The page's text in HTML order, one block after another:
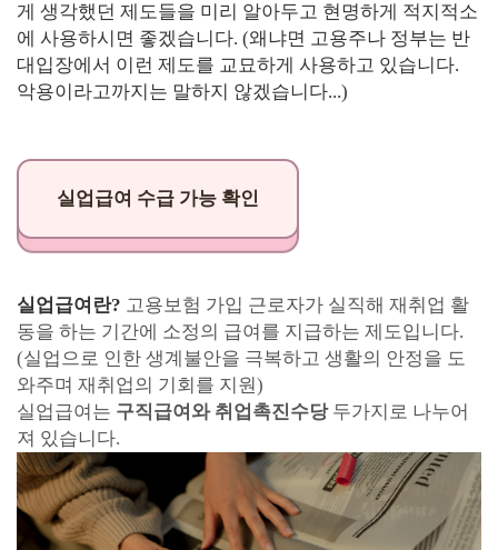
게 생각했던 제도들을 미리 알아두고 현명하게 적지적소
에 사용하시면 좋겠습니다. (왜냐면 고용주나 정부는 반
대입장에서 이런 제도를 교묘하게 사용하고 있습니다.
악용이라고까지는 말하지 않겠습니다...)
실업급여 수급 가능 확인
실업급여란? 고용보험 가입 근로자가 실직해 재취업 활
동을 하는 기간에 소정의 급여를 지급하는 제도입니다.
(실업으로 인한 생계불안을 극복하고 생활의 안정을 도
와주며 재취업의 기회를 지원)
실업급여는 구직급여와 취업촉진수당두가지로 나누어
져 있습니다.